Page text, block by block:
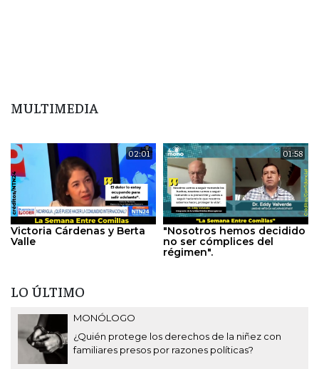
MULTIMEDIA
02:01
Victoria Cárdenas y Berta
Valle
01:58
"Nosotros hemos decidido
no ser cómplices del
régimen".
LO ÚLTIMO
MONÓLOGO
¿Quién protege los derechos de la niñez con
familiares presos por razones políticas?